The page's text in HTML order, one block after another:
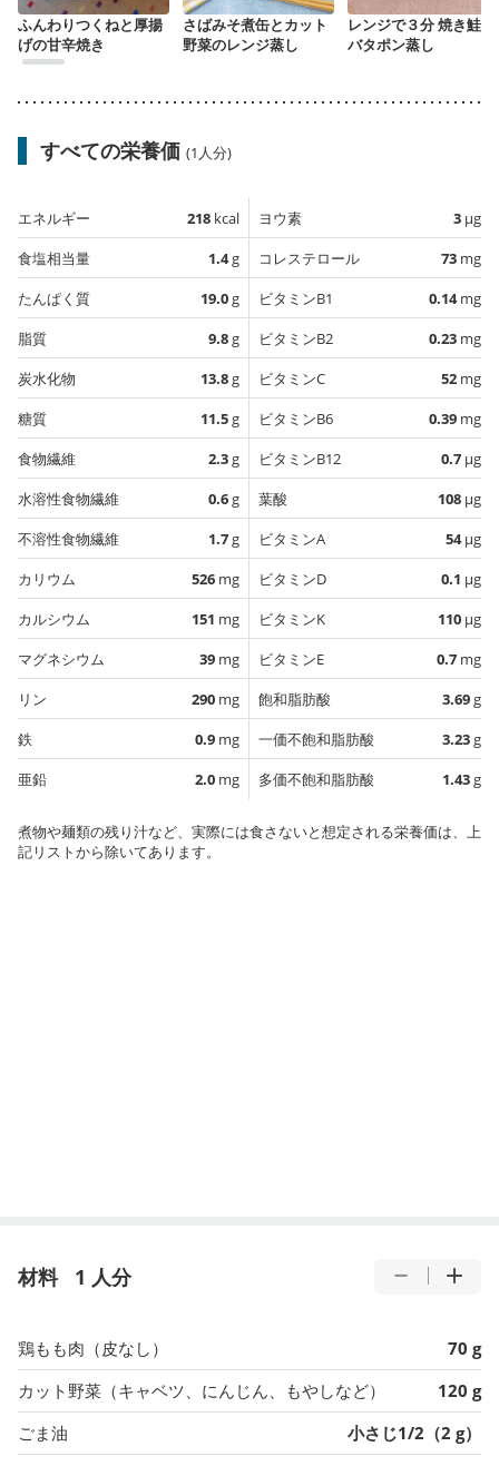
ふんわりつくねと厚揚
げの甘辛焼き
さばみそ煮缶とカット
野菜のレンジ蒸し
レンジで３分 焼き鮭の
バタポン蒸し
すべての栄養価 (1人分)
エネルギー 218 kcal
食塩相当量
1.4g
たんぱく質
19.0g
脂質
9.8g
炭水化物
13.8g
糖質
11.5g
食物繊維
2.3g
水溶性食物繊維
0.6g
不溶性食物繊維
1.7g
カリウム
526 mg
カルシウム
151 mg
マグネシウム
39 mg
リン
290 mg
鉄
0.9 mg
亜鉛
2.0 mg
ヨウ素 3 µg
コレステロール
73 mg
ビタミンB1
0.14mg
ビタミンB2
0.23 mg
ビタミンC
52 mg
ビタミンB6
0.39 mg
ビタミンB12
0.7 µg
葉酸
108 µg
ビタミンA
54µg
ビタミンD
0.1 µg
ビタミンK
110 µg
ビタミンE
0.7 mg
飽和脂肪酸
3.69g
一価不飽和脂肪酸
3.23g
多価不飽和脂肪酸
1.43g
煮物や麺類の残り汁など、実際には食さないと想定される栄養価は、上
記リストから除いてあります。
材料 1 人分
鶏もも肉（皮なし）
70 g
カット野菜（キャベツ、にんじん、もやしなど）
120 g
ごま油
小さじ1/2（2 g）